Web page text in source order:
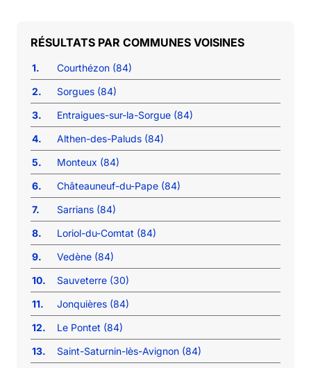
COMMUNES VOISINES
1.
Courthézon (84)
2.
Sorgues (84)
3.
Entraigues-sur-la-Sorgue (84)
4.
Althen-des-Paluds (84)
5.
Monteux (84)
6.
Châteauneuf-du-Pape (84)
7.
Sarrians (84)
8.
Loriol-du-Comtat (84)
9.
Vedène (84)
10.
Sauveterre (30)
11.
Jonquières (84)
12.
Le Pontet (84)
13.
Saint-Saturnin-lès-Avignon (84)